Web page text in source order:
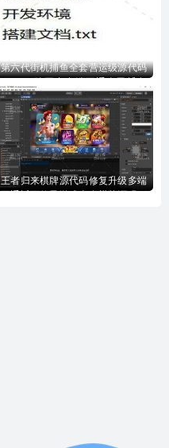
第六代街机捕鱼全套营运级源代码
全套完美源代码下载
王者归来棋牌源代码修复升级多端